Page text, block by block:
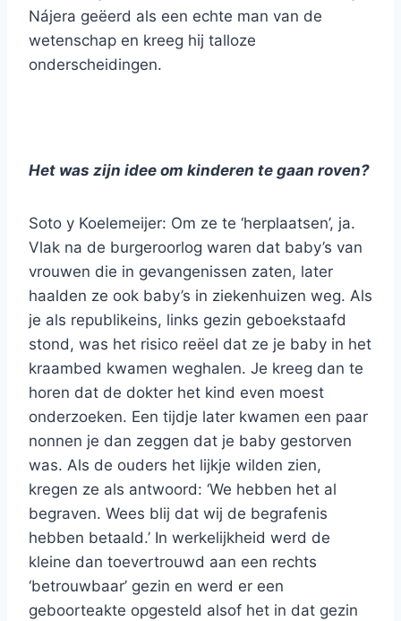
Nájera geëerd als een echte man van de
wetenschap en kreeg hij talloze
onderscheidingen.
Het was zijn idee om kinderen te gaan roven?
Soto y Koelemeijer: Om ze te ‘herplaatsen’, ja.
Vlak na de burgeroorlog waren dat baby’s van
vrouwen die in gevangenissen zaten, later
haalden ze ook baby’s in ziekenhuizen weg. Als
je als republikeins, links gezin geboekstaafd
stond, was het risico reëel dat ze je baby in het
kraambed kwamen weghalen. Je kreeg dan te
horen dat de dokter het kind even moest
onderzoeken. Een tijdje later kwamen een paar
nonnen je dan zeggen dat je baby gestorven
was. Als de ouders het lijkje wilden zien,
kregen ze als antwoord: ‘We hebben het al
begraven. Wees blij dat wij de begrafenis
hebben betaald.’ In werkelijkheid werd de
kleine dan toevertrouwd aan een rechts
‘betrouwbaar’ gezin en werd er een
geboorteakte opgesteld alsof het in dat gezin